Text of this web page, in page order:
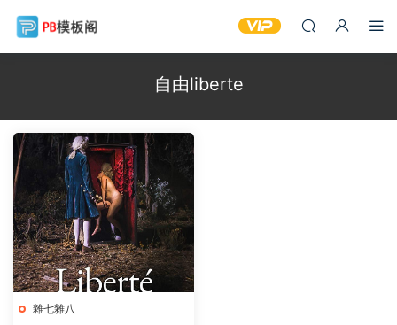
自由liberte
雜七雜八